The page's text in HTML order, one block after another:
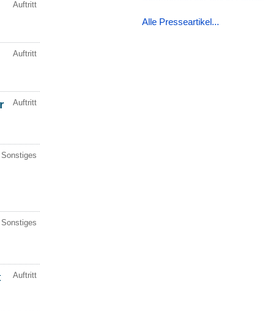
Alle Presseartikel...